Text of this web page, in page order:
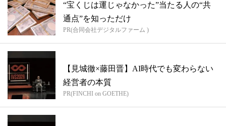
“宝くじは運じゃなかった”当たる人の“共
通点”を知っただけ
PR(合同会社デジタルファーム )
【見城徹×藤田晋】AI時代でも変わらない
経営者の本質
PR(FINCHI on GOETHE)